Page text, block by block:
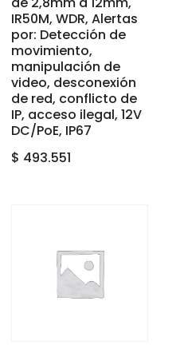
IR50M, WDR, Alertas
por: Detección de
movimiento,
manipulación de
video, desconexión
de red, conflicto de
IP, acceso ilegal, 12V
DC/PoE, IP67
$ 493.551